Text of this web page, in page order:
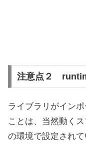
注意点２
ライブラリがイン
ことは、当然動く
の環境で設定されて